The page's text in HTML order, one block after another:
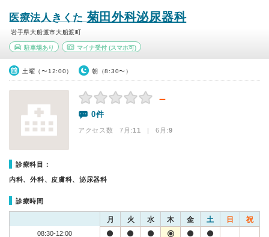
医療法人きくた 菊田外科泌尿器科
岩手県大船渡市大船渡町
駐車場あり マイナ受付(スマホ可)
土曜（〜12:00） 朝（8:30〜）
－
0件
アクセス数 7月:11 | 6月:9
診療科目：
内科、外科、皮膚科、泌尿器科
診療時間
月 火 水 木 金 土 日 祝
08:30-12:00